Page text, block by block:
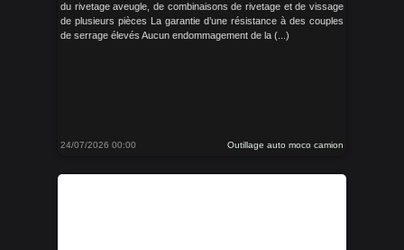
du rivetage aveugle, de combinaisons de rivetage et de vissage
de plusieurs pièces La garantie d’une résistance à des couples
de serrage élevés Aucun endommagement de la (...)
24/07/2026 00:00 Outillage auto moco camion